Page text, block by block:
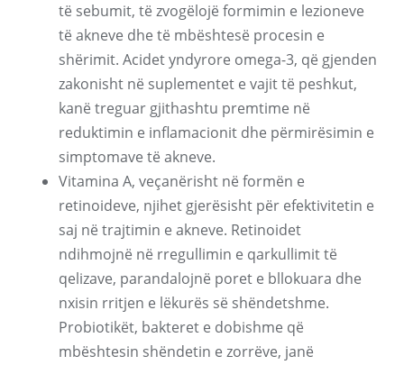
të sebumit, të zvogëlojë formimin e lezioneve
të akneve dhe të mbështesë procesin e
shërimit. Acidet yndyrore omega-3, që gjenden
zakonisht në suplementet e vajit të peshkut,
kanë treguar gjithashtu premtime në
reduktimin e inflamacionit dhe përmirësimin e
simptomave të akneve.
Vitamina A, veçanërisht në formën e
retinoideve, njihet gjerësisht për efektivitetin e
saj në trajtimin e akneve. Retinoidet
ndihmojnë në rregullimin e qarkullimit të
qelizave, parandalojnë poret e bllokuara dhe
nxisin rritjen e lëkurës së shëndetshme.
Probiotikët, bakteret e dobishme që
mbështesin shëndetin e zorrëve, janë